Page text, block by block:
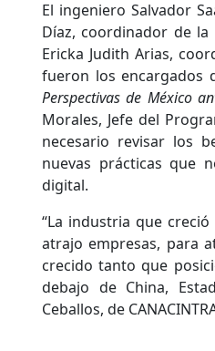
El ingeniero Salvador
Díaz, coordinador de
Ericka Judith Arias,
fueron los encargados
Perspectivas de México
Morales, Jefe del
necesario revisar los
nuevas prácticas que
digital.
“La industria que
atrajo empresas, para
crecido tanto que
debajo de China,
Ceballos, de